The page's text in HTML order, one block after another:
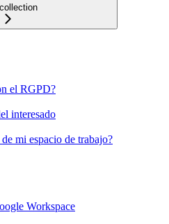
el RGPD?
interesado
mi espacio de trabajo?
Workspace